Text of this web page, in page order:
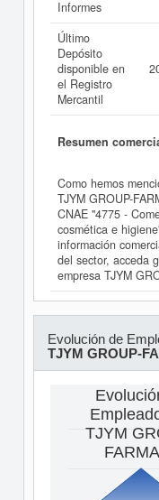
Informes
Último
Depósito
disponible en
el Registro
Mercantil
Resumen
Como hemos
TJYM GROUP-
CNAE "4775 -
cosmética e
información
del sector, acceda
empresa TJYM
Evolución de
TJYM GROUP-
TJYM